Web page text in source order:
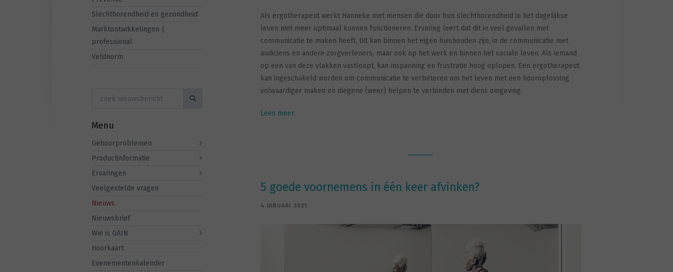
Slechthorendheid en gezondheid
Marktontwikkelingen |
professional
Veldnorm
Menu
Gehoorproblemen
Productinformatie
Ervaringen
Veelgestelde vragen
Nieuws
Nieuwsbrief
Wie is GAIN
Hoorkaart
Evenementenkalender
Als ergotherapeut werkt Hanneke met mensen die door hun slechthorendheid in het dagelijkse
leven niet meer optimaal kunnen functioneren. Ervaring leert dat dit in veel gevallen met
communicatie te maken heeft. Dit kan binnen het eigen huishouden zijn, in de communicatie met
audiciens en andere zorgverleners, maar ook op het werk en binnen het sociale leven. Als iemand
op een van deze vlakken vastloopt, kan inspanning en frustratie hoog oplopen. Een ergotherapeut
kan ingeschakeld worden om communicatie te verbeteren om het leven met een hooroplossing
volwaardiger maken en diegene (weer) helpen te verbinden met diens omgeving.
Lees meer
5 goede voornemens in één keer afvinken?
4 JANUARI 2021